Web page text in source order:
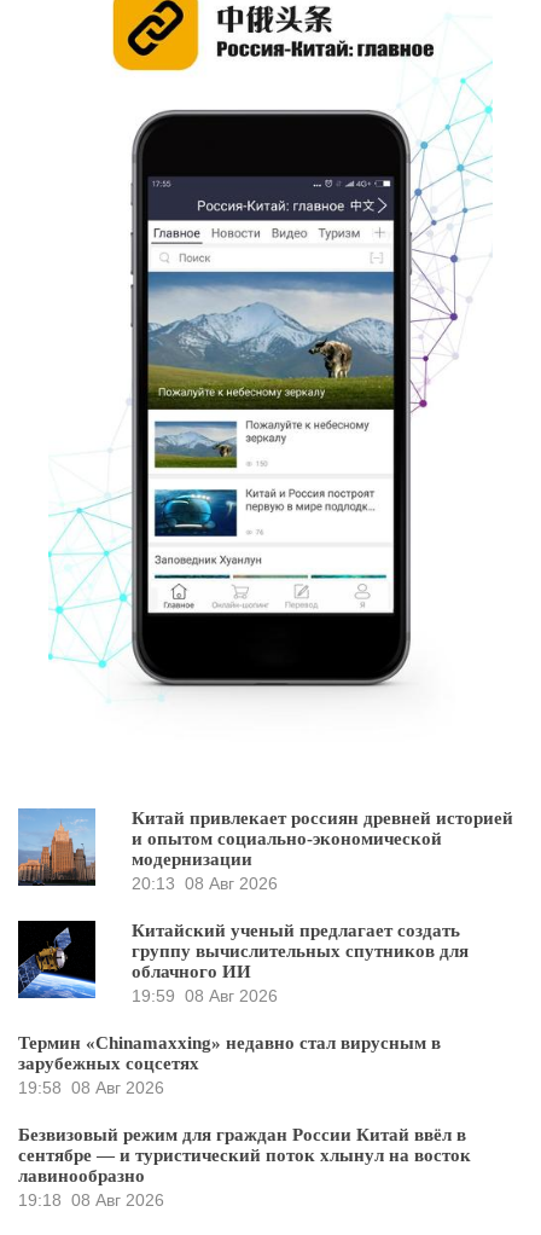
Китай привлекает россиян древней историей
и опытом социально-экономической
модернизации
20:13 08 Авг 2026
Китайский ученый предлагает создать
группу вычислительных спутников для
облачного ИИ
19:59 08 Авг 2026
Термин «Chinamaxxing» недавно стал вирусным в
зарубежных соцсетях
19:58 08 Авг 2026
Безвизовый режим для граждан России Китай ввёл в
сентябре — и туристический поток хлынул на восток
лавинообразно
19:18 08 Авг 2026